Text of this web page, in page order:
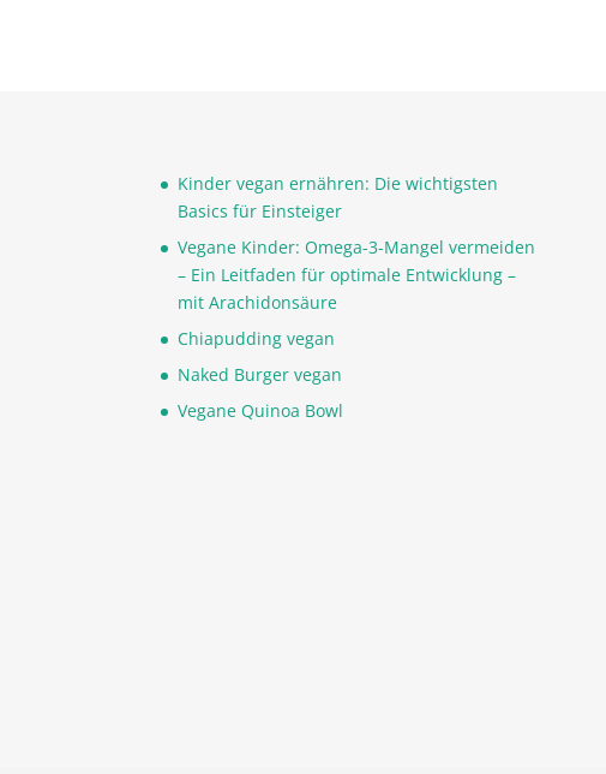
Kinder vegan ernähren: Die wichtigsten
Basics für Einsteiger
Vegane Kinder: Omega-3-Mangel vermeiden
– Ein Leitfaden für optimale Entwicklung –
mit Arachidonsäure
Chiapudding vegan
Naked Burger vegan
Vegane Quinoa Bowl